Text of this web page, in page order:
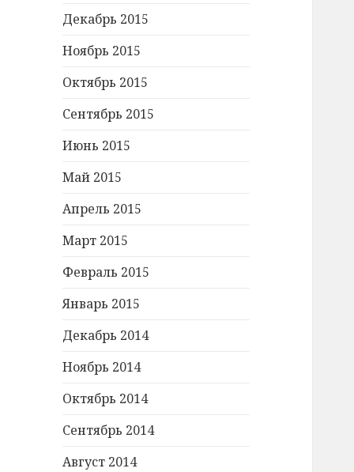
Декабрь 2015
Ноябрь 2015
Октябрь 2015
Сентябрь 2015
Июнь 2015
Май 2015
Апрель 2015
Март 2015
Февраль 2015
Январь 2015
Декабрь 2014
Ноябрь 2014
Октябрь 2014
Сентябрь 2014
Август 2014